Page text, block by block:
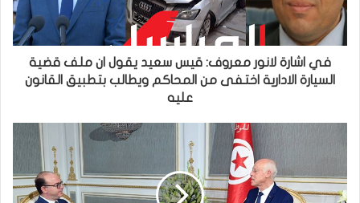
في اشارة لانور معروف: قيس سعيد يقول ان ملف قضية
السيارة الادارية اختفى من المحاكم ويطالب بتطبيق القانون
عليه